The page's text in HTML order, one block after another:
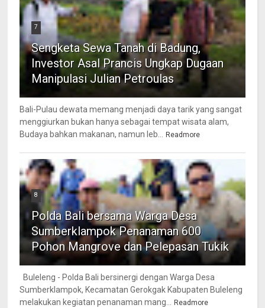
7
Sengketa Sewa Tanah di Badung,
Investor Asal Prancis Ungkap Dugaan
Manipulasi Julian Petroulas
Bali-Pulau dewata memang menjadi daya tarik yang sangat
menggiurkan bukan hanya sebagai tempat wisata alam,
Budaya bahkan makanan, namun leb...
Readmore
8
Polda Bali bersama Warga Desa
Sumberklampok Penanaman 600
Pohon Mangrove dan Pelepasan Tukik
Buleleng - Polda Bali bersinergi dengan Warga Desa
Sumberklampok, Kecamatan Gerokgak Kabupaten Buleleng
melakukan kegiatan penanaman mang...
Readmore